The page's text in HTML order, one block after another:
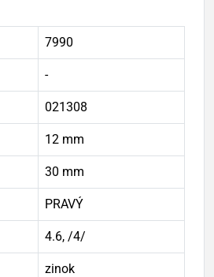
7990
-
021308
12 mm
30 mm
PRAVÝ
4.6, /4/
zinok